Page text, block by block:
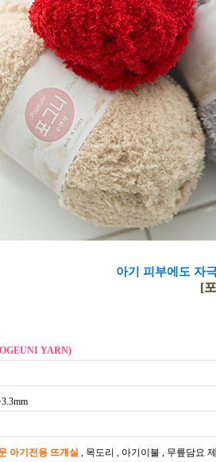
아기 피부에도 자
[
YARN)
아기전용 뜨개실 , 목도리 , 아기이불 , 무릎담요